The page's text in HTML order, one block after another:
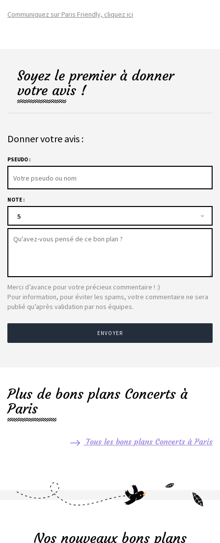
Communiquez sur Paris Friendly, cliquez ici
Soyez le premier à donner
votre avis !
Donner votre avis :
PSEUDO :
NOTE :
5
Merci d’avance pour votre précieux commentaire ! :)
Pour information, pour éviter les spams, votre commentaire ne sera
publié qu’après validation par nos équipes.
ENVOYER
Plus de bons plans Concerts à
Paris
Tous les bons plans Concerts à Paris
Nos nouveaux bons plans